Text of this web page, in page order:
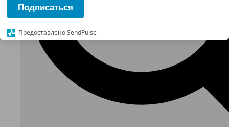
Подписаться
Предоставлено SendPulse